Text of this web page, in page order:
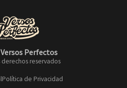
Perfectos
derechos reservados
Política de Privacidad